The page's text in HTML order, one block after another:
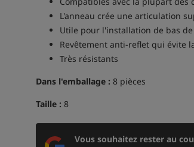
L'anneau crée une articulation
Utile pour l'installation de bas
Revêtement anti-reflet qui évite
Très résistants
Dans l'emballage : 8 pièces
Taille : 8
Vous souhaitez rester au